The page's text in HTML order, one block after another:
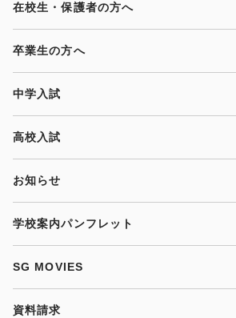
在校生・保護者の方へ
卒業生の方へ
中学入試
高校入試
お知らせ
学校案内パンフレット
SG MOVIES
資料請求